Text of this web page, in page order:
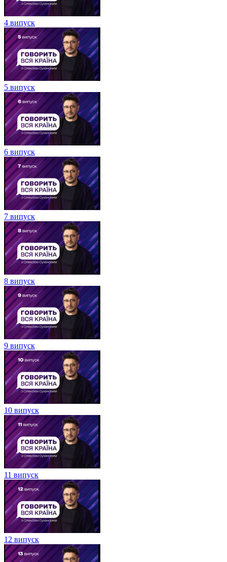
4 випуск
5 випуск
6 випуск
7 випуск
8 випуск
9 випуск
10 випуск
11 випуск
12 випуск